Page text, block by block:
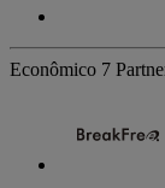
Econômico 7